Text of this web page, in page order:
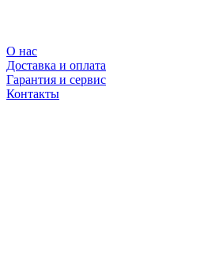
О нас
Доставка и оплата
Гарантия и сервис
Контакты